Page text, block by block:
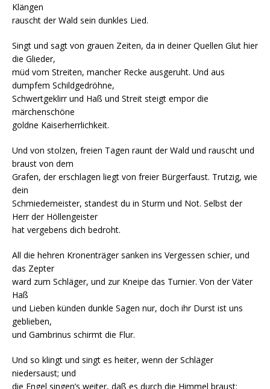
Klängen
rauscht der Wald sein dunkles Lied.
Singt und sagt von grauen Zeiten, da in deiner Quellen Glut hier
die Glieder,
müd vom Streiten, mancher Recke ausgeruht. Und aus
dumpfem Schildgedröhne,
Schwertgeklirr und Haß und Streit steigt empor die
märchenschöne
goldne Kaiserherrlichkeit.
Und von stolzen, freien Tagen raunt der Wald und rauscht und
braust von dem
Grafen, der erschlagen liegt von freier Bürgerfaust. Trutzig, wie
dein
Schmiedemeister, standest du in Sturm und Not. Selbst der
Herr der Höllengeister
hat vergebens dich bedroht.
All die hehren Kronenträger sanken ins Vergessen schier, und
das Zepter
ward zum Schläger, und zur Kneipe das Turnier. Von der Väter
Haß
und Lieben künden dunkle Sagen nur, doch ihr Durst ist uns
geblieben,
und Gambrinus schirmt die Flur.
Und so klingt und singt es heiter, wenn der Schläger
niedersaust; und
die Engel singen’s weiter, daß es durch die Himmel braust: